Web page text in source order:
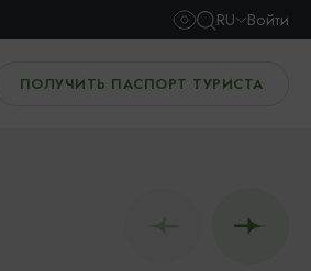
RU Войти
ПОЛУЧИТЬ ПАСПОРТ ТУРИСТА